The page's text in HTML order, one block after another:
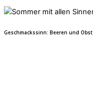
Geschmackssinn: Beeren und Obst